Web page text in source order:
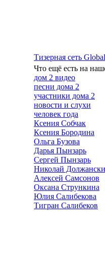
Тизерная сеть
Что ещё есть на
дом 2 видео
песни дома 2
участники дома 2
новости и слухи
человек года
Ксения Собчак
Ксения Бородина
Ольга Бузова
Дарья Пынзарь
Сергей Пынзарь
Николай
Алексей Самсонов
Оксана Стрункина
Юлия Салибекова
Тигран Салибеков